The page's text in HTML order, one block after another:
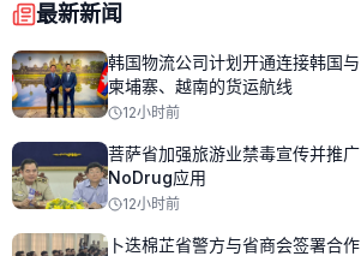
最新新闻
韩国物流公司计划开通连接韩国与
柬埔寨、越南的货运航线
12小时前
菩萨省加强旅游业禁毒宣传并推广
NoDrug应用
12小时前
卜迭棉芷省警方与省商会签署合作